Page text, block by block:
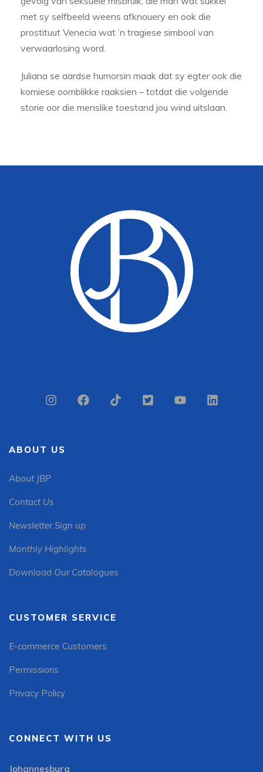
met sy selfbeeld weens afknouery en ook die
prostituut Venecia wat ’n tragiese simbool van
verwaarlosing word.
Juliana se aardse humorsin maak dat sy egter ook die
komiese oomblikke raaksien – totdat die volgende
storie oor die menslike toestand jou wind uitslaan.
ABOUT US
About JBP
Contact Us
Newsletter Sign up
Monthly Highlights
Download Our Catalogues
CUSTOMER SERVICE
E-commerce Customers
Permissions
Privacy Policy
CONNECT WITH US
Johannesburg